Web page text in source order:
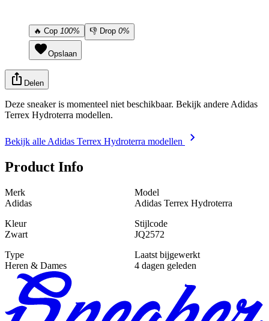
🔥 Cop 100% 👎 Drop 0%
Opslaan
Delen
Deze sneaker is momenteel niet beschikbaar. Bekijk andere Adidas
Terrex Hydroterra modellen.
Bekijk alle Adidas Terrex Hydroterra modellen
Product Info
Merk
Adidas
Model
Adidas Terrex Hydroterra
Kleur
Zwart
Stijlcode
JQ2572
Type
Heren & Dames
Laatst bijgewerkt
4 dagen geleden